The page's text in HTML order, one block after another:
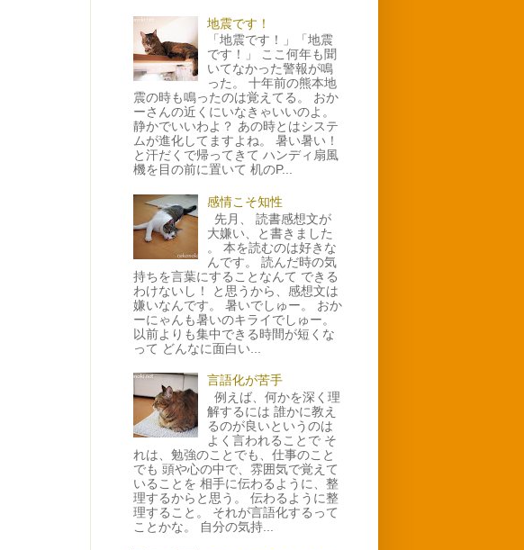
地震です！
「地震です！」「地震
です！」 ここ何年も聞
いてなかった警報が鳴
った。 十年前の熊本地
震の時も鳴ったのは覚えてる。 おか
ーさんの近くにいなきゃいいのよ。
静かでいいわよ？ あの時とはシステ
ムが進化してますよね。 暑い暑い！
と汗だくで帰ってきて ハンディ扇風
機を目の前に置いて 机のP...
感情こそ知性
先月、 読書感想文が
大嫌い、と書きました
。 本を読むのは好きな
んです。 読んだ時の気
持ちを言葉にすることなんて できる
わけないし！ と思うから、感想文は
嫌いなんです。 暑いでしゅー。 おか
ーにゃんも暑いのキライでしゅー。
以前よりも集中できる時間が短くな
って どんなに面白い...
言語化が苦手
例えば、何かを深く理
解するには 誰かに教え
るのが良いというのは
よく言われることで そ
れは、勉強のことでも、仕事のこと
でも 頭や心の中で、雰囲気で覚えて
いることを 相手に伝わるように、整
理するからと思う。 伝わるように整
理すること。 それが言語化するって
ことかな。 自分の気持...